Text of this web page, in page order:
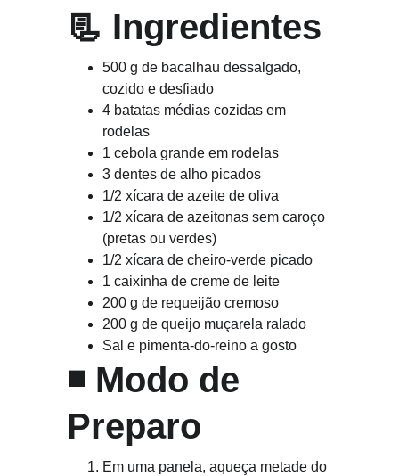
📃 Ingredientes
500 g de bacalhau dessalgado,
cozido e desfiado
4 batatas médias cozidas em
rodelas
1 cebola grande em rodelas
3 dentes de alho picados
1/2 xícara de azeite de oliva
1/2 xícara de azeitonas sem caroço
(pretas ou verdes)
1/2 xícara de cheiro-verde picado
1 caixinha de creme de leite
200 g de requeijão cremoso
200 g de queijo muçarela ralado
Sal e pimenta-do-reino a gosto
◾ Modo de
Preparo
Em uma panela, aqueça metade do